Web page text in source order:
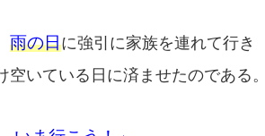
雨の日に強引に家族を連れて行き
空いている日に済ませたのである